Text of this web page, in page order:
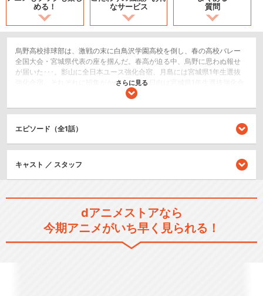
める！
なサービス
質問
烏野高校排球部は、激戦の末に白鳥沢学園高校を倒し、春の高校バレー
全国大会・宮城県代表の座を掴んだ。春高が迫る中、烏野に思わぬ報せ
が届いた･･･。影山に全日本ユース強化合宿、月島には宮城県1年生選抜
強化合宿、それぞれに招集がかかる。焦る日向は宮城県1年生選抜強化合
宿に押しかけるも、ボール拾いをすることに！？日向、影山、そして烏
レーボール 排球 コート中央のネットを挟んで 2チームでボールを打
ち合うボールを落としてはいけない 持ってもいけない３度のボレーで
攻撃へと"繋ぐ"球技である飛べ、新生烏野！
2.5次元舞台
スポーツ/競技
シリーズ／関連のアニメ作品
ハイキュー!!
さらに見る
エピソード（全1話）
キャスト ／ スタッフ
dアニメストアなら
今期アニメがいち早く見られる！